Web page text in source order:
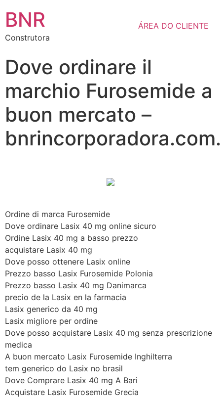
BNR
Construtora
ÁREA DO CLIENTE
Dove ordinare il
marchio Furosemide a
buon mercato –
Ordine di marca Furosemide
Dove ordinare Lasix 40 mg online sicuro
Ordine Lasix 40 mg a basso prezzo
acquistare Lasix 40 mg
Dove posso ottenere Lasix online
Prezzo basso Lasix Furosemide Polonia
Prezzo basso Lasix 40 mg Danimarca
precio de la Lasix en la farmacia
Lasix generico da 40 mg
Lasix migliore per ordine
Dove posso acquistare Lasix 40 mg senza prescrizione
medica
A buon mercato Lasix Furosemide Inghilterra
tem generico do Lasix no brasil
Dove Comprare Lasix 40 mg A Bari
Acquistare Lasix Furosemide Grecia